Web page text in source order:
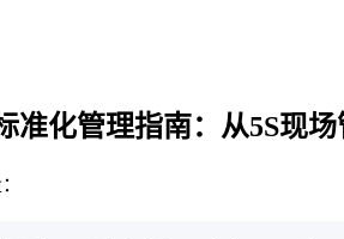
准化管理指南：从5S现